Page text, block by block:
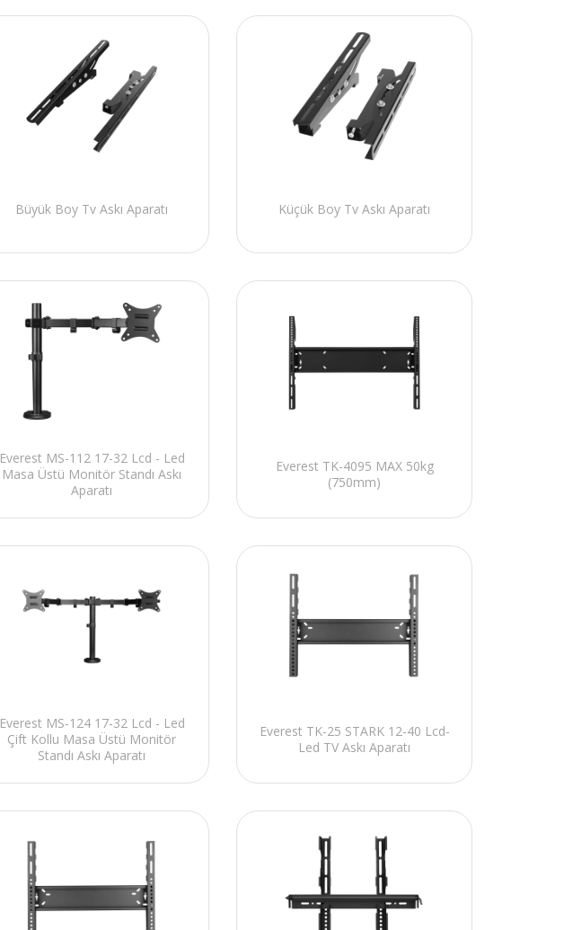
Büyük Boy Tv Askı Aparatı Küçük Boy Tv Askı Aparatı
Everest MS-112 17-32 Lcd - Led
Masa Üstü Monitör Standı Askı
Aparatı
Everest TK-4095 MAX 50kg
(750mm)
Everest MS-124 17-32 Lcd - Led
Çift Kollu Masa Üstü Monitör
Standı Askı Aparatı
Everest TK-25 STARK 12-40 Lcd-
Led TV Askı Aparatı